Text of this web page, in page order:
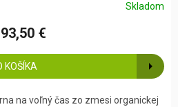
Skladom
93,50 €
KOŠÍKA
na voľný čas zo zmesi organickej